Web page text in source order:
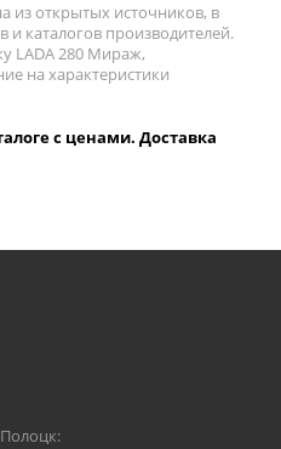
из открытых источников, в
каталогов производителей.
LADA 280 Мираж,
на характеристики
с ценами. Доставка